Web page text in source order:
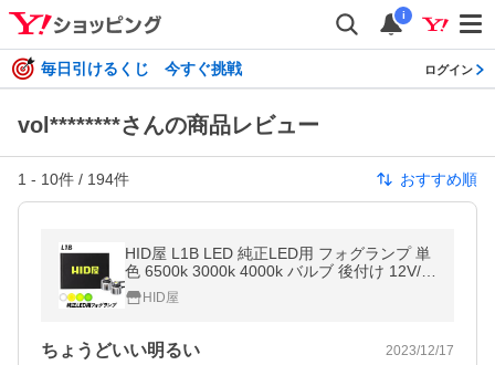
i
毎日引けるくじ 今すぐ挑戦 ログイン
vol********さんの商品レビュー
1 - 10件 / 194件 おすすめ順
HID屋 L1B LED 純正LED用 フォグランプ 単
色 6500k 3000k 4000k バルブ 後付け 12V/2
4V ホワイト イエロー レモンイエロー ライ
ムイエロー 2年保証
HID屋
ちょうどいい明るい 2023/12/17